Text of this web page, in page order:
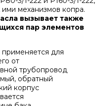
ими механизмов копра.
вызывает также
пар элементов
для
от
трубопровод
обратный
корпус